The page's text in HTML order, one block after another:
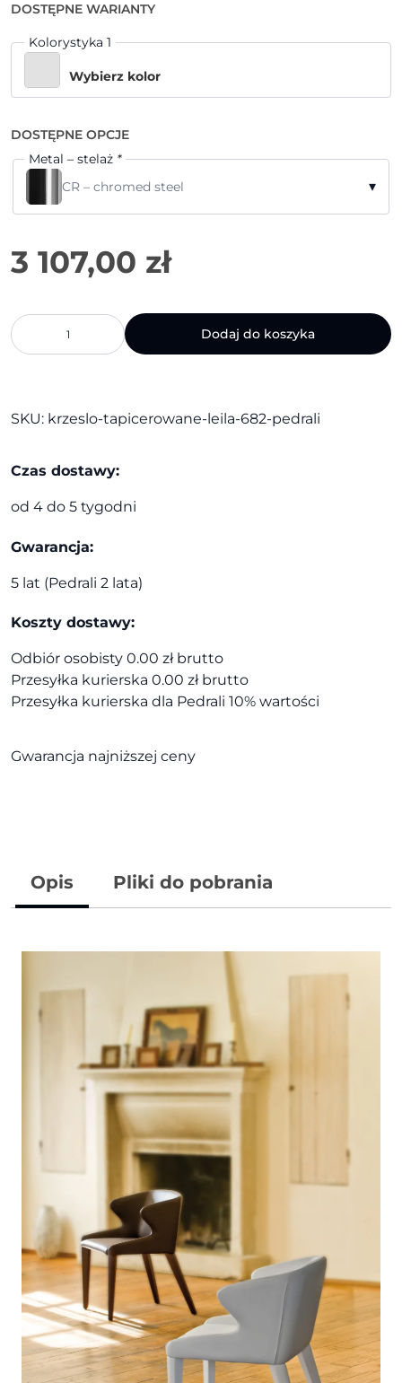
DOSTĘPNE WARIANTY
Kolorystyka 1
Wybierz kolor
DOSTĘPNE OPCJE
Metal – stelaż *
CR – chromed steel
▾
ilość
Krzesło
tapicerowane
|
Dodaj do koszyka
SKU: krzeslo-tapicerowane-leila-682-pedrali
Czas dostawy:
od 4 do 5 tygodni
Gwarancja:
5 lat (Pedrali 2 lata)
Koszty dostawy:
Odbiór osobisty 0.00 zł brutto
Przesyłka kurierska 0.00 zł brutto
Przesyłka kurierska dla Pedrali 10% wartości
Gwarancja najniższej ceny
Opis Pliki do pobrania